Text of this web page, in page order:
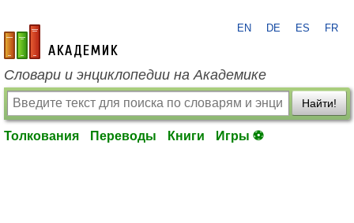
academic.ru
EN DE ES FR
Словари и энциклопедии на Академике
Найти!
Толкования Переводы Книги Игры ⚽